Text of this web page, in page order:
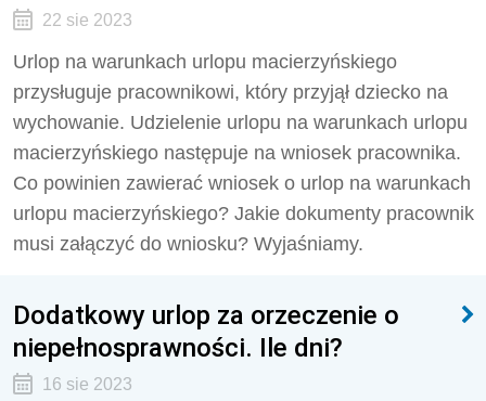
22 sie 2023
Urlop na warunkach urlopu macierzyńskiego
przysługuje pracownikowi, który przyjął dziecko na
wychowanie. Udzielenie urlopu na warunkach urlopu
macierzyńskiego następuje na wniosek pracownika.
Co powinien zawierać wniosek o urlop na warunkach
urlopu macierzyńskiego? Jakie dokumenty pracownik
musi załączyć do wniosku? Wyjaśniamy.
Dodatkowy urlop za orzeczenie o
niepełnosprawności. Ile dni?
16 sie 2023